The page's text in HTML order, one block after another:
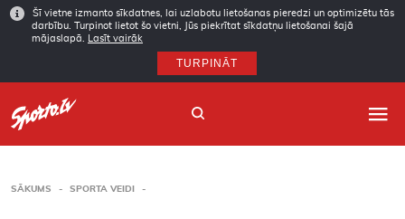
Šī vietne izmanto sīkdatnes, lai uzlabotu lietošanas pieredzi un optimizētu tās
darbību. Turpinot lietot šo vietni, Jūs piekrītat sīkdatņu lietošanai šajā
mājaslapā.
Lasīt vairāk
TURPINĀT
SĀKUMS SPORTA VEIDI